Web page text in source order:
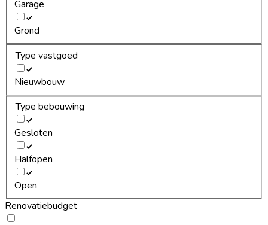
Garage
Grond
Type vastgoed
Nieuwbouw
Type bebouwing
Gesloten
Halfopen
Open
Renovatiebudget